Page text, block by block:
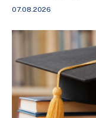
07.08.2026